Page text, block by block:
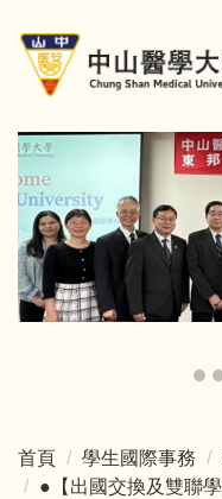
到
內
容
區
首頁 學生國際事務
●【出國交換及雙聯